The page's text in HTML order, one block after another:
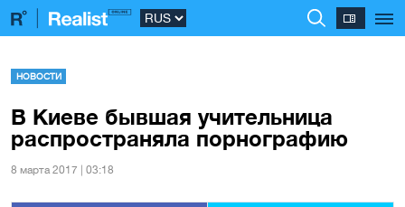
НОВОСТИ
В Киеве бывшая учительница
распространяла порнографию
8 марта 2017 | 03:18